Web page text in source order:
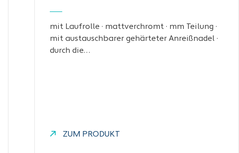
mit Laufrolle · mattverchromt · mm Teilung ·
mit austauschbarer gehärteter Anreißnadel ·
durch die…
ZUM PRODUKT